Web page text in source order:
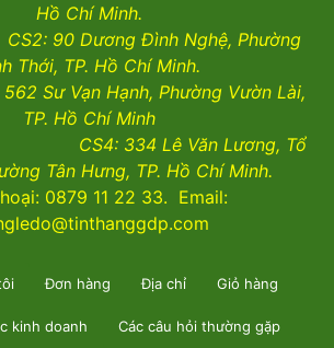
Hồ Chí Minh.
90 Dương Đình Nghệ, Phường
Thới, TP. Hồ Chí Minh.
562 Sư Vạn Hạnh, Phường Vườn Lài,
TP. Hồ Chí Minh
334 Lê Văn Lương, Tổ
Tân Hưng, TP. Hồ Chí Minh.
0879 11 22 33. Email:
Đơn hàng Địa chỉ Giỏ hàng
kinh doanh Các câu hỏi thường gặp